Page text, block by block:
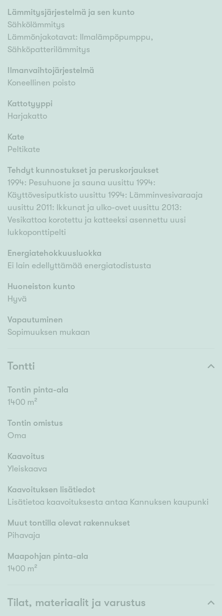
Lämmitysjärjestelmä ja sen kunto
Sähkölämmitys
Lämmönjakotavat: Ilmalämpöpumppu,
Sähköpatterilämmitys
Ilmanvaihtojärjestelmä
Koneellinen poisto
Kattotyyppi
Harjakatto
Kate
Peltikate
Tehdyt kunnostukset ja peruskorjaukset
1994: Pesuhuone ja sauna uusittu 1994:
Käyttövesiputkisto uusittu 1994: Lämminvesivaraaja
uusittu 2011: Ikkunat ja ulko-ovet uusittu 2013:
Vesikattoa korotettu ja katteeksi asennettu uusi
lukkoponttipelti
Energiatehokkuusluokka
Ei lain edellyttämää energiatodistusta
Huoneiston kunto
Hyvä
Vapautuminen
Sopimuuksen mukaan
Tontti
Tontin pinta-ala
1400 m²
Tontin omistus
Oma
Kaavoitus
Yleiskaava
Kaavoituksen lisätiedot
Lisätietoa kaavoituksesta antaa Kannuksen kaupunki
Muut tontilla olevat rakennukset
Pihavaja
Maapohjan pinta-ala
1400 m²
Tilat, materiaalit ja varustus